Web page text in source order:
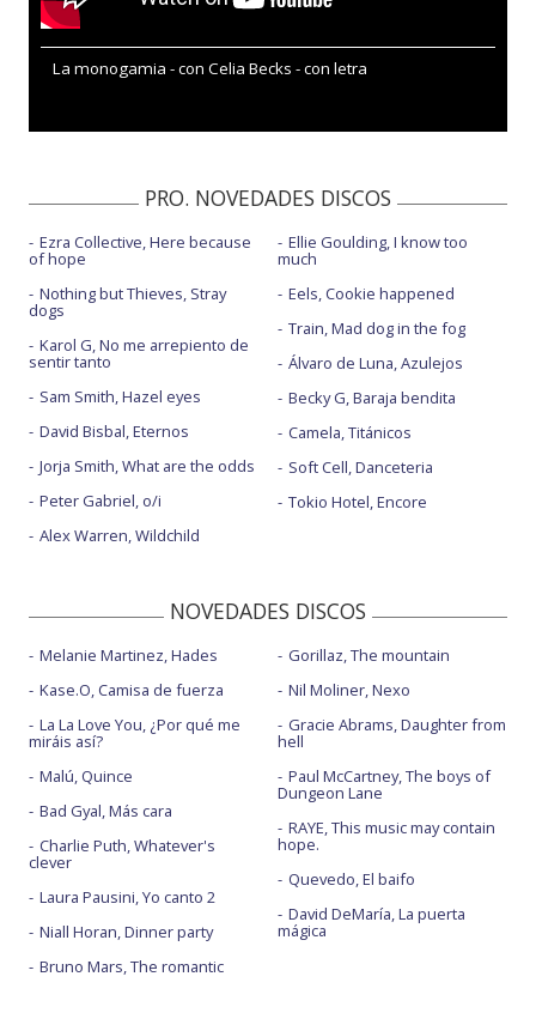
La monogamia - con Celia Becks - con letra
PRO. NOVEDADES DISCOS
Ezra Collective, Here because
of hope
Nothing but Thieves, Stray
dogs
Karol G, No me arrepiento de
sentir tanto
Sam Smith, Hazel eyes
David Bisbal, Eternos
Jorja Smith, What are the odds
Peter Gabriel, o/i
Alex Warren, Wildchild
Ellie Goulding, I know too
much
Eels, Cookie happened
Train, Mad dog in the fog
Álvaro de Luna, Azulejos
Becky G, Baraja bendita
Camela, Titánicos
Soft Cell, Danceteria
Tokio Hotel, Encore
NOVEDADES DISCOS
Melanie Martinez, Hades
Kase.O, Camisa de fuerza
La La Love You, ¿Por qué me
miráis así?
Malú, Quince
Bad Gyal, Más cara
Charlie Puth, Whatever's
clever
Laura Pausini, Yo canto 2
Niall Horan, Dinner party
Bruno Mars, The romantic
Gorillaz, The mountain
Nil Moliner, Nexo
Gracie Abrams, Daughter from
hell
Paul McCartney, The boys of
Dungeon Lane
RAYE, This music may contain
hope.
Quevedo, El baifo
David DeMaría, La puerta
mágica